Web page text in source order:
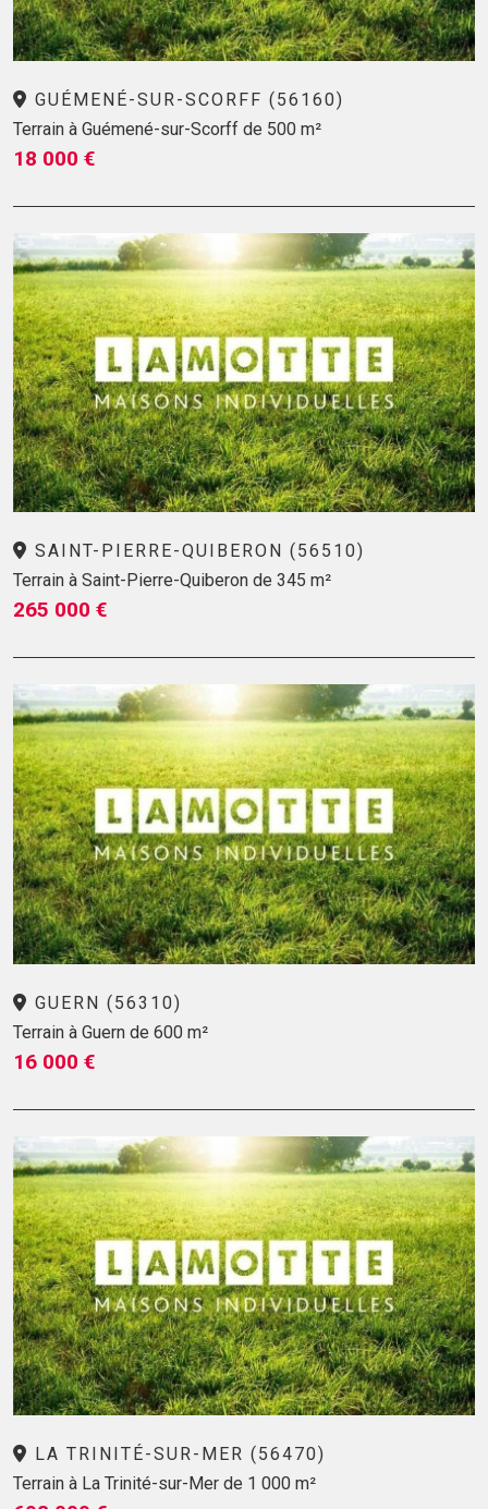
GUÉMENÉ-SUR-SCORFF (56160)
Terrain à Guémené-sur-Scorff de 500 m²
18 000 €
SAINT-PIERRE-QUIBERON (56510)
Terrain à Saint-Pierre-Quiberon de 345 m²
265 000 €
GUERN (56310)
Terrain à Guern de 600 m²
16 000 €
LA TRINITÉ-SUR-MER (56470)
Terrain à La Trinité-sur-Mer de 1 000 m²